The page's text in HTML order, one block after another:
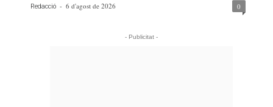
Redacció - 6 d'agost de 2026 0
- Publicitat -